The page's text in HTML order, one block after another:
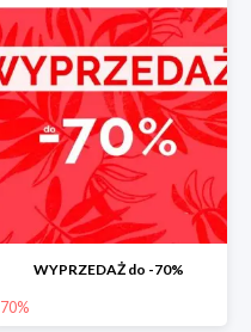
WYPRZEDAŻ do -70%
70%